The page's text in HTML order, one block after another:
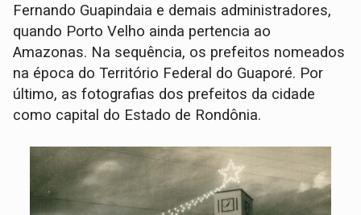
Fernando Guapindaia e demais administradores,
quando Porto Velho ainda pertencia ao
Amazonas. Na sequência, os prefeitos nomeados
na época do Território Federal do Guaporé. Por
último, as fotografias dos prefeitos da cidade
como capital do Estado de Rondônia.